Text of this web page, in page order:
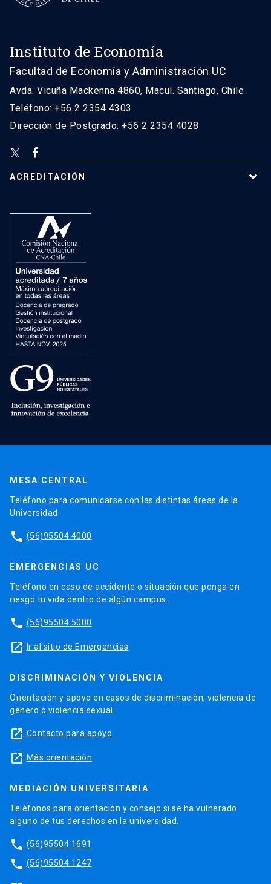
Instituto de Economía
Facultad de Economía y Administración UC
Avda. Vicuña Mackenna 4860, Macul. Santiago, Chile
Teléfono: +56 2 2354 4303
Dirección de Postgrado: +56 2 2354 4028
ACREDITACIÓN
MESA CENTRAL
Teléfono para comunicarse con las distintas áreas de la
Universidad.
phone (56)95504 4000
EMERGENCIAS UC
Teléfono en caso de accidente o situación que ponga en
riesgo tu vida dentro de algún campus.
phone (56)95504 5000
launch Ir al sitio de Emergencias
DISCRIMINACIÓN Y VIOLENCIA
Orientación y apoyo en casos de discriminación, violencia de
género o violencia sexual.
launch Contacto para apoyo
launch Más orientación
MEDIACIÓN UNIVERSITARIA
Teléfonos para orientación y consejo si se ha vulnerado
alguno de tus derechos en la universidad.
phone (56)95504 1691
phone (56)95504 1247